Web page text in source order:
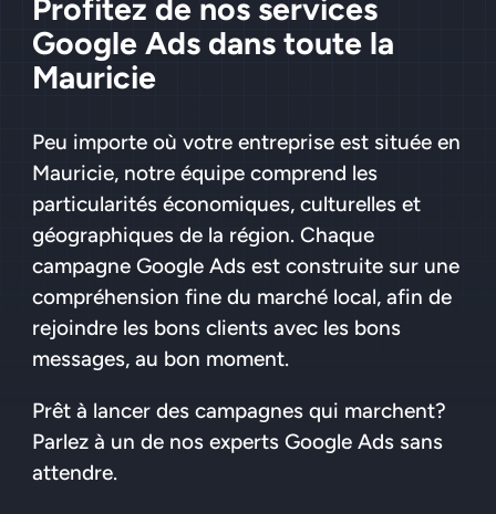
Profitez de nos services
Google Ads dans toute la
Mauricie
Peu importe où votre entreprise est située en
Mauricie, notre équipe comprend les
particularités économiques, culturelles et
géographiques de la région. Chaque
campagne Google Ads est construite sur une
compréhension fine du marché local, afin de
rejoindre les bons clients avec les bons
messages, au bon moment.
Prêt à lancer des campagnes qui marchent?
Parlez à un de nos experts Google Ads sans
attendre.